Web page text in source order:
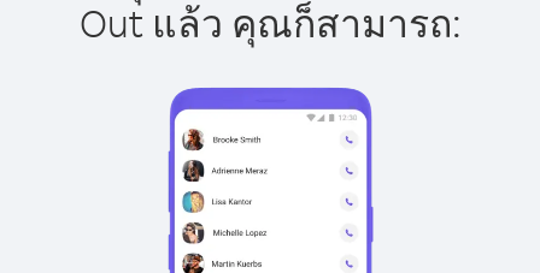
Out แล้ว คุณก็สามารถ: